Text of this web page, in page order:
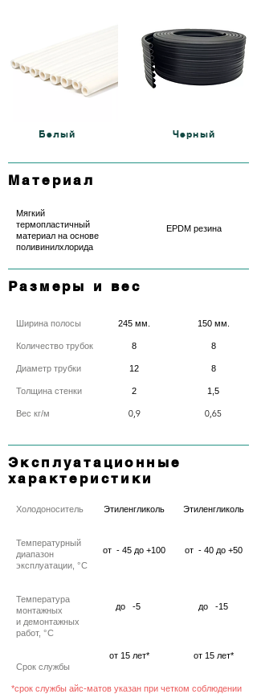
Белый Черный
Материал
Мягкий
термопластичный
материал на основе
поливинилхлорида
EPDM резина
Размеры и вес
Ширина полосы
Количество трубок
Диаметр трубки
Толщина стенки
Вес кг/м
245 мм.
8
12
2
0,9
150 мм.
8
8
1,5
0,65
Эксплуатационные
характеристики
Холодоноситель
Температурный
диапазон
эксплуатации, °С
Температура
монтажных
и демонтажных
работ, °С
Срок службы
Этиленгликоль
от - 45 до +100
до -5
Этиленгликоль
от - 40 до +50
до -15
от 15 лет*
от 15 лет*
*срок службы айс-матов указан при четком соблюдении